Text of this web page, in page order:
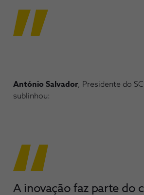
António Salvador, Presidente do
sublinhou:
A inovação faz parte do